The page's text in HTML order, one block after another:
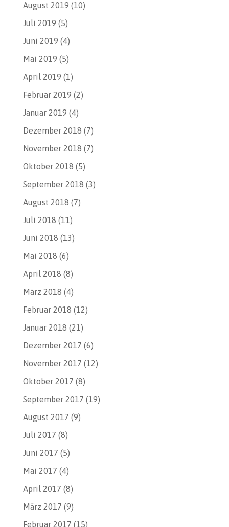
August 2019 (10)
Juli 2019 (5)
Juni 2019 (4)
Mai 2019 (5)
April 2019 (1)
Februar 2019 (2)
Januar 2019 (4)
Dezember 2018 (7)
November 2018 (7)
Oktober 2018 (5)
September 2018 (3)
August 2018 (7)
Juli 2018 (11)
Juni 2018 (13)
Mai 2018 (6)
April 2018 (8)
März 2018 (4)
Februar 2018 (12)
Januar 2018 (21)
Dezember 2017 (6)
November 2017 (12)
Oktober 2017 (8)
September 2017 (19)
August 2017 (9)
Juli 2017 (8)
Juni 2017 (5)
Mai 2017 (4)
April 2017 (8)
März 2017 (9)
Februar 2017 (15)